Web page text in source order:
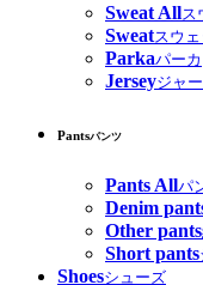
Sweat Allス
Sweatスウェ
Parkaパーカ
Jerseyジャ
Pantsパンツ
Pants Allパ
Denim
Other pants
Short pants
Shoesシューズ